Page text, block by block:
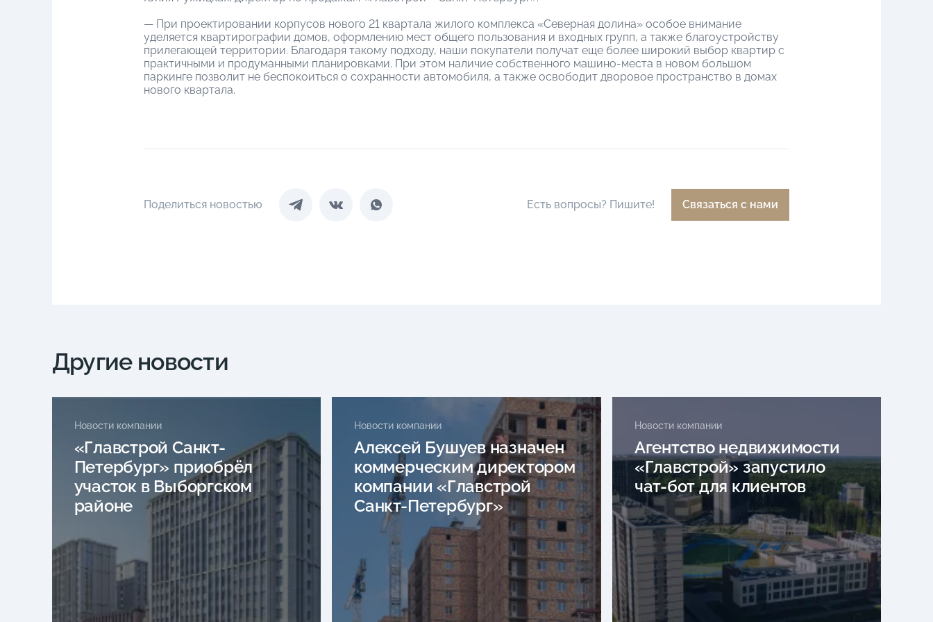
— При проектировании корпусов нового 21 квартала жилого комплекса «Северная долина» особое внимание
уделяется квартирографии домов, оформлению мест общего пользования и входных групп, а также благоустройству
прилегающей территории. Благодаря такому подходу, наши покупатели получат еще более широкий выбор квартир с
практичными и продуманными планировками. При этом наличие собственного машино-места в новом большом
паркинге позволит не беспокоиться о сохранности автомобиля, а также освободит дворовое пространство в домах
нового квартала.
Поделиться новостью Есть вопросы? Пишите! Связаться с нами
Другие новости
Новости компании
«Главстрой Санкт-
Петербург» приобрёл
участок в Выборгском
районе
Новости компании
Алексей Бушуев назначен
коммерческим директором
компании «Главстрой
Санкт-Петербург»
Новости компании
Агентство недвижимости
«Главстрой» запустило
чат-бот для клиентов